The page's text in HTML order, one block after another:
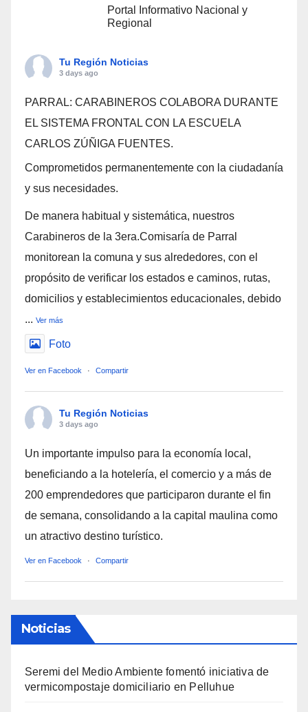
Portal Informativo Nacional y
Regional
Tu Región Noticias
3 days ago
PARRAL: CARABINEROS COLABORA DURANTE
EL SISTEMA FRONTAL CON LA ESCUELA
CARLOS ZÚÑIGA FUENTES.
Comprometidos permanentemente con la ciudadanía
y sus necesidades.
De manera habitual y sistemática, nuestros
Carabineros de la 3era.Comisaría de Parral
monitorean la comuna y sus alrededores, con el
propósito de verificar los estados e caminos, rutas,
domicilios y establecimientos educacionales, debido
... Ver más
Foto
Ver en Facebook · Compartir
Tu Región Noticias
3 days ago
Un importante impulso para la economía local,
beneficiando a la hotelería, el comercio y a más de
200 emprendedores que participaron durante el fin
de semana, consolidando a la capital maulina como
un atractivo destino turístico.
Ver en Facebook · Compartir
Noticias
Seremi del Medio Ambiente fomentó iniciativa de
vermicompostaje domiciliario en Pelluhue